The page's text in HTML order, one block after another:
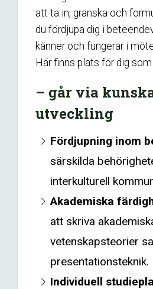
att ta in, granska och
du fördjupa dig i
känner och fungerar i
Här finns plats för dig
– går via
utveckling
Fördjupning inom
särskilda
interkulturell
Akademiska
att skriva
vetenskapsteorier
presentationsteknik.
Individuell